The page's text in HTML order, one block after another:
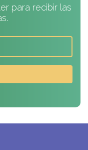
para recibir las